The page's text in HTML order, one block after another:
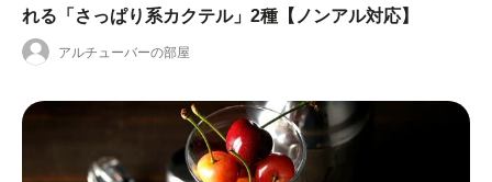
れる「さっぱり系カクテル」2種【ノンアル対応】
アルチューバーの部屋